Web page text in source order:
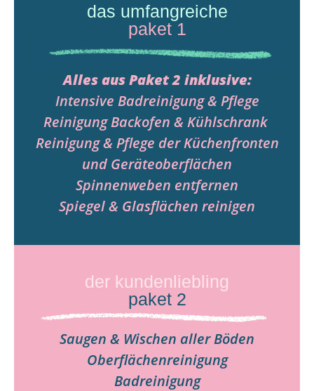
das umfangreiche
paket 1
Alles aus Paket 2 inklusive:
Intensive Badreinigung & Pflege
Reinigung Backofen & Kühlschrank
Reinigung & Pflege der Küchenfronten
und Geräteoberflächen
Spinnenweben entfernen
Spiegel & Glasflächen reinigen
der kundenliebling
paket 2
Saugen & Wischen aller Böden
Oberflächenreinigung
Badreinigung